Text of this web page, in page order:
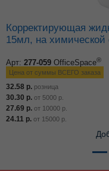
Корректирующая жидкость OfficeSpace Optimum
15мл, на химической
Арт: 277-059 OfficeSpace®
Цена от суммы ВСЕГО заказа
32.58 р. розница
30.30 р. от 5000 р.
27.69 р. от 10000 р.
24.11 р. от 15000 р.
–